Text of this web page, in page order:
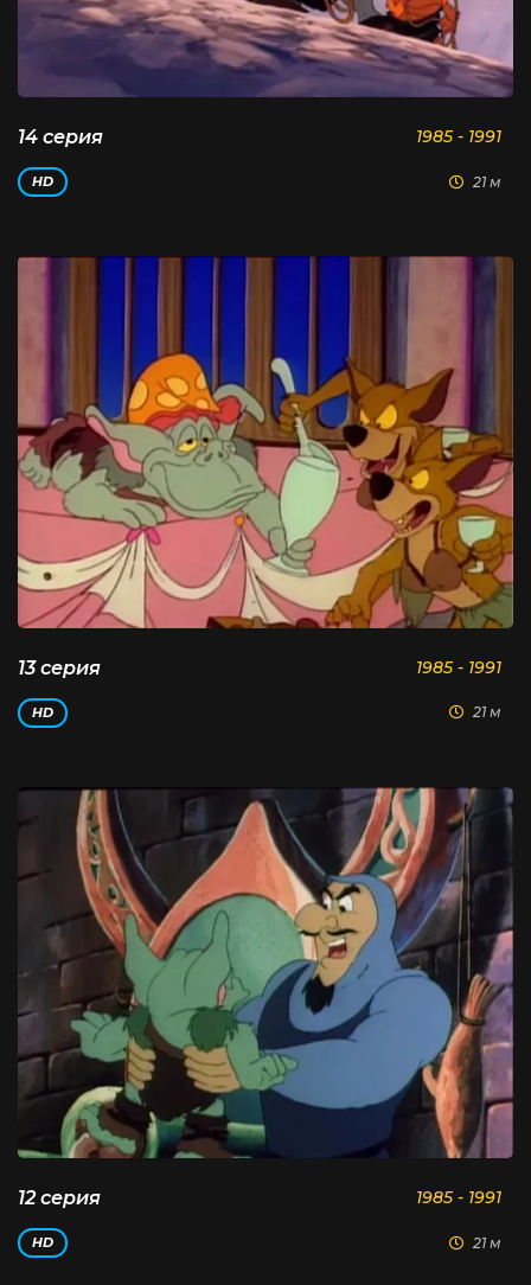
14 серия 1985 - 1991
HD 21 м
13 серия 1985 - 1991
HD 21 м
12 серия 1985 - 1991
HD 21 м